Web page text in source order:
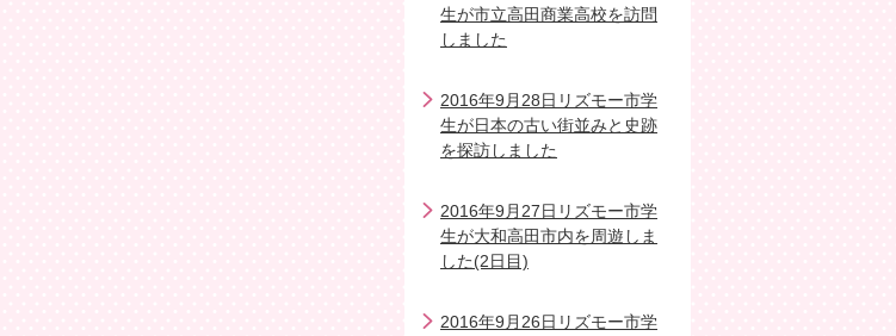
生が市立高田商業高校を訪問
しました
2016年9月28日リズモー市学
生が日本の古い街並みと史跡
を探訪しました
2016年9月27日リズモー市学
生が大和高田市内を周遊しま
した(2日目)
2016年9月26日リズモー市学